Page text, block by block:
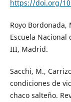
https://doi.org/
Royo
Escuela
III, Madrid.
Sacchi, M.,
condiciones de
chaco salteño.